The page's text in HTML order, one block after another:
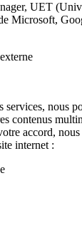
UET
Microsoft,
services, nous
contenus
accord,
internet :